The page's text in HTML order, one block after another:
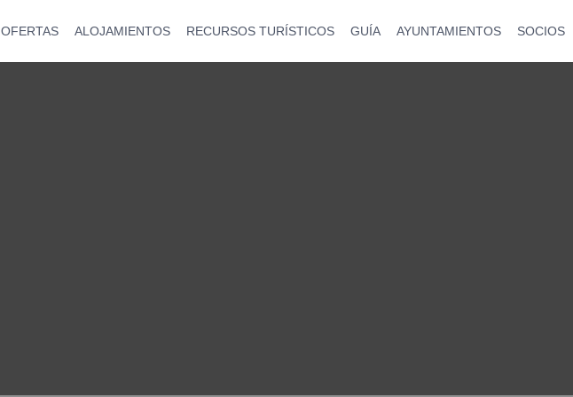
OFERTAS ALOJAMIENTOS RECURSOS TURÍSTICOS GUÍA AYUNTAMIENTOS SOCIOS